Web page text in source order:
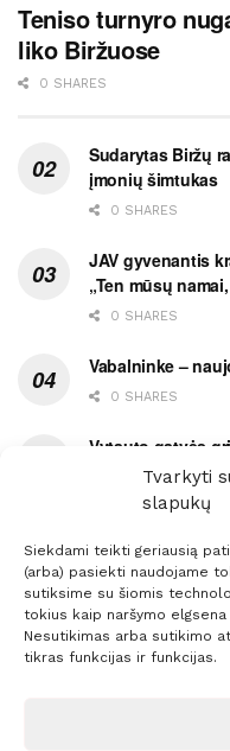
Tvarkyti
slapukų
Siekdami teikti geriausią
(arba) pasiekti naudojame
sutiksime su šiomis
tokius kaip naršymo
Nesutikimas arba sutikimo
tikras funkcijas ir funkcijas.
Teniso turnyro
liko Biržuose
0 SHARES
Sudarytas Biržų
įmonių šimtukas
0 SHARES
JAV gyvenantis
„Ten mūsų
0 SHARES
Vabalninke –
0 SHARES
Vytauto gatvės
0 SHARES
Prenumerata